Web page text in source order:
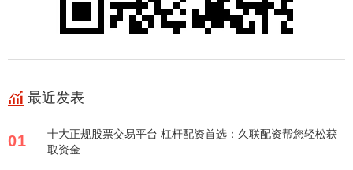
最近发表
01
十大正规股票交易平台 杠杆配资首选：久联配资帮您轻松获
取资金